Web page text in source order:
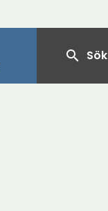
search Sök